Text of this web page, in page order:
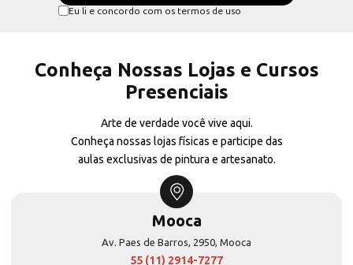
Eu li e concordo com os termos de uso
Conheça Nossas Lojas e Cursos
Presenciais
Arte de verdade você vive aqui.
Conheça nossas lojas físicas e participe das
aulas exclusivas de pintura e artesanato.
Mooca
Av. Paes de Barros, 2950, Mooca
55 (11) 2914-7277